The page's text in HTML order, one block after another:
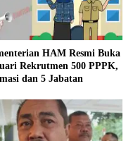
HAM Resmi Buka
Rekrutmen 500 PPPK,
dan 5 Jabatan